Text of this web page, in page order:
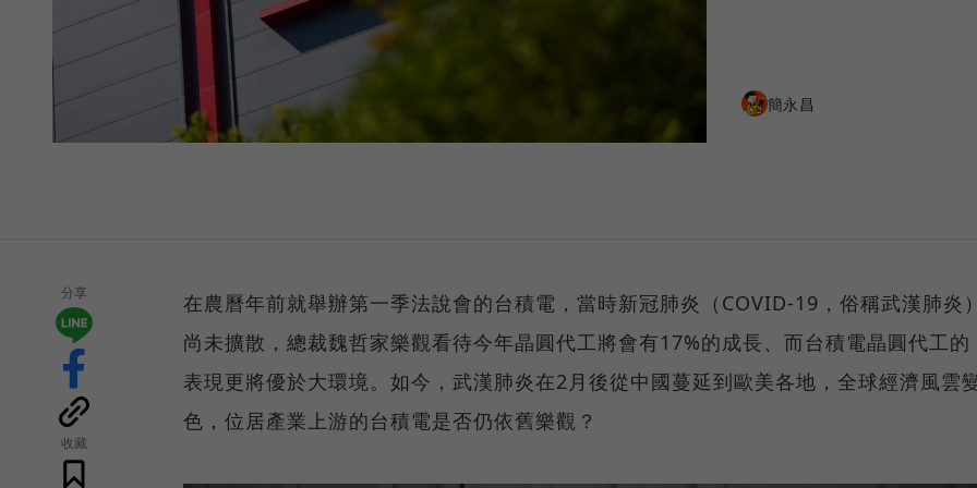
簡永昌
分享
收藏
在農曆年前就舉辦第一季法說會的台積電，當時新冠肺炎（COVID-19，俗稱武漢肺炎
尚未擴散，總裁魏哲家樂觀看待今年晶圓代工將會有17%的成長、而台積電晶圓代工的
表現更將優於大環境。如今，武漢肺炎在2月後從中國蔓延到歐美各地，全球經濟風雲
色，位居產業上游的台積電是否仍依舊樂觀？